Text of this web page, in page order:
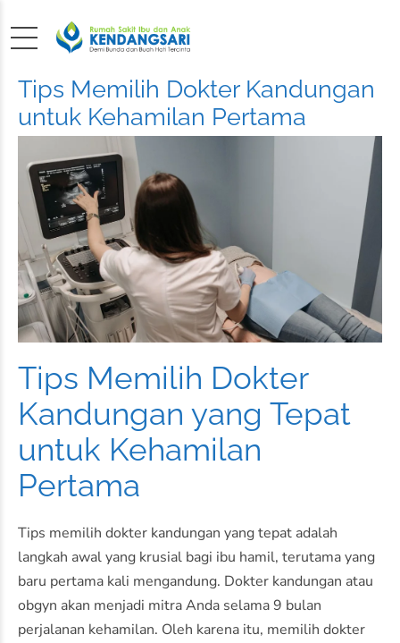
Tips Memilih Dokter Kandungan
untuk Kehamilan Pertama
Tips Memilih Dokter
Kandungan yang Tepat
untuk Kehamilan
Pertama
Tips memilih dokter kandungan yang tepat adalah
langkah awal yang krusial bagi ibu hamil, terutama yang
baru pertama kali mengandung. Dokter kandungan atau
obgyn akan menjadi mitra Anda selama 9 bulan
perjalanan kehamilan. Oleh karena itu, memilih dokter